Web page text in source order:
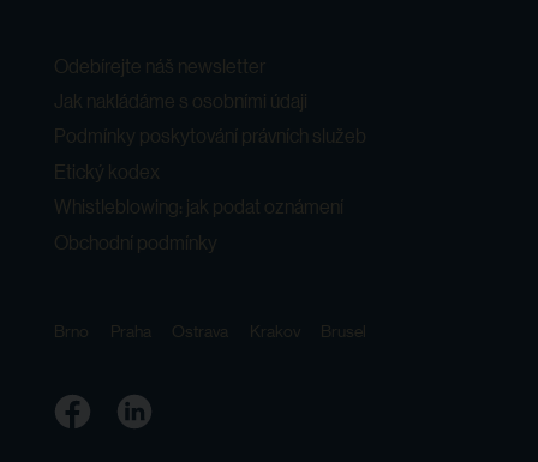
Odebírejte náš newsletter
Jak nakládáme s osobními údaji
Podmínky poskytování právních služeb
Etický kodex
Whistleblowing: jak podat oznámení
Obchodní podmínky
Brno Praha Ostrava Krakov Brusel